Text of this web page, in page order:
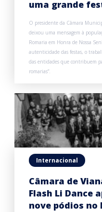
uma grande
O presidente da Câmara
deixou uma mensagem à
Romaria em Honra de Nossa
autenticidade das festas, o
das entidades que contribuem
romarias”.
Internacional
Câmara de
Flash Li Dance
nove pódios no